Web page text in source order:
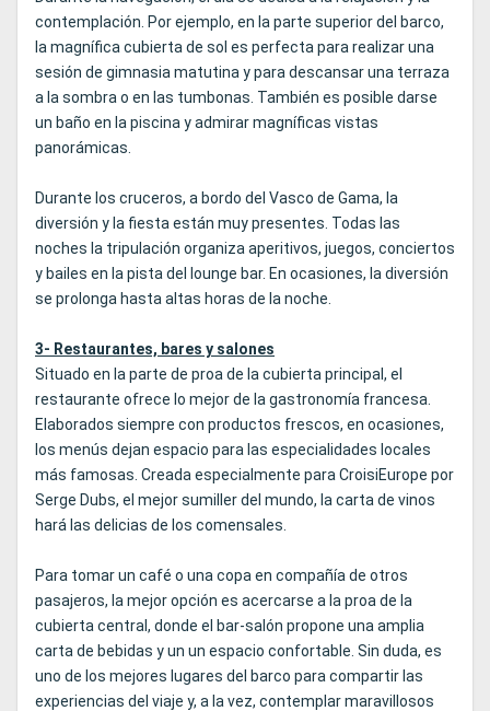
contemplación. Por ejemplo, en la parte superior del barco,
la magnífica cubierta de sol es perfecta para realizar una
sesión de gimnasia matutina y para descansar una terraza
a la sombra o en las tumbonas. También es posible darse
un baño en la piscina y admirar magníficas vistas
panorámicas.
Durante los cruceros, a bordo del Vasco de Gama, la
diversión y la fiesta están muy presentes. Todas las
noches la tripulación organiza aperitivos, juegos, conciertos
y bailes en la pista del lounge bar. En ocasiones, la diversión
se prolonga hasta altas horas de la noche.
3- Restaurantes, bares y salones
Situado en la parte de proa de la cubierta principal, el
restaurante ofrece lo mejor de la gastronomía francesa.
Elaborados siempre con productos frescos, en ocasiones,
los menús dejan espacio para las especialidades locales
más famosas. Creada especialmente para CroisiEurope por
Serge Dubs, el mejor sumiller del mundo, la carta de vinos
hará las delicias de los comensales.
Para tomar un café o una copa en compañía de otros
pasajeros, la mejor opción es acercarse a la proa de la
cubierta central, donde el bar-salón propone una amplia
carta de bebidas y un un espacio confortable. Sin duda, es
uno de los mejores lugares del barco para compartir las
experiencias del viaje y, a la vez, contemplar maravillosos